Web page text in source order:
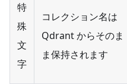
特
殊
文
字
コレクション名は
Qdrant からそのま
ま保持されます